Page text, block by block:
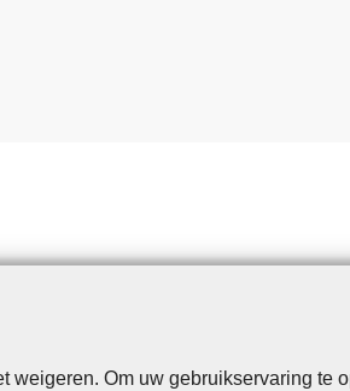
Om uw gebruikservaring te
Toegankelijkheid